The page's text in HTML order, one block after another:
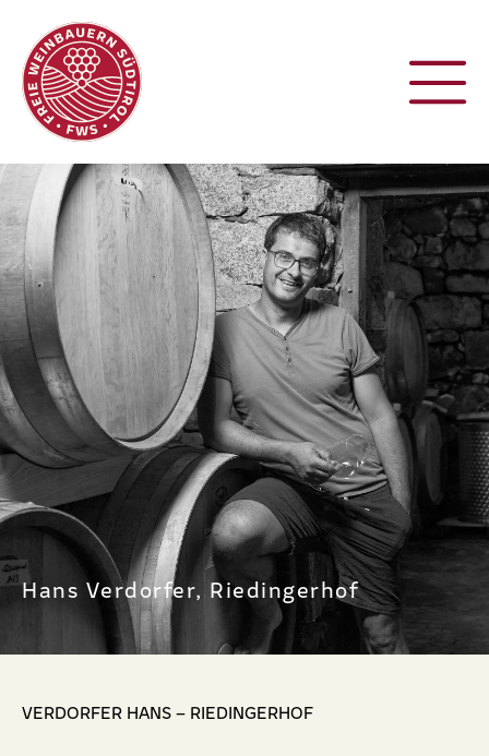
Hans Verdorfer, Riedingerhof
VERDORFER HANS – RIEDINGERHOF